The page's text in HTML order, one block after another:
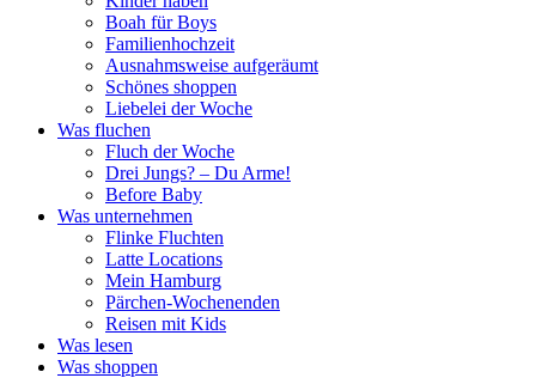
Boah für Boys
Familienhochzeit
Ausnahmsweise aufgeräumt
Schönes shoppen
Liebelei der Woche
Was fluchen
Fluch der Woche
Drei Jungs? – Du Arme!
Before Baby
Was unternehmen
Flinke Fluchten
Latte Locations
Mein Hamburg
Pärchen-Wochenenden
Reisen mit Kids
Was lesen
Was shoppen